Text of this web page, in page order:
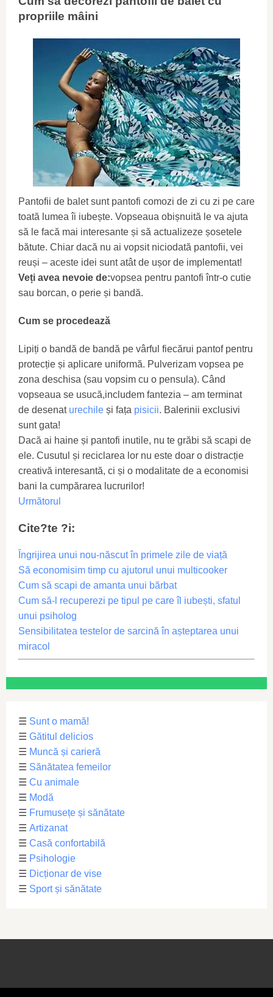
propriile mâini
Pantofii de balet sunt pantofi comozi de zi cu zi pe care
toată lumea îi iubește. Vopseaua obișnuită le va ajuta
să le facă mai interesante și să actualizeze șosetele
bătute. Chiar dacă nu ai vopsit niciodată pantofii, vei
reuși – aceste idei sunt atât de ușor de implementat!
Veți avea nevoie de:vopsea pentru pantofi într-o cutie
sau borcan, o perie și bandă.
Cum se procedează
Lipiți o bandă de bandă pe vârful fiecărui pantof pentru
protecție și aplicare uniformă. Pulverizam vopsea pe
zona deschisa (sau vopsim cu o pensula). Când
vopseaua se usucă,includem fantezia – am terminat
de desenat urechile și fața pisicii. Balerinii exclusivi
sunt gata!
Dacă ai haine și pantofi inutile, nu te grăbi să scapi de
ele. Cusutul și reciclarea lor nu este doar o distracție
creativă interesantă, ci și o modalitate de a economisi
bani la cumpărarea lucrurilor!
Următorul
Cite?te ?i:
Îngrijirea unui nou-născut în primele zile de viață
Să economisim timp cu ajutorul unui multicooker
Cum să scapi de amanta unui bărbat
Cum să-l recuperezi pe tipul pe care îl iubești, sfatul
unui psiholog
Sensibilitatea testelor de sarcină în așteptarea unui
miracol
☰ Sunt o mamă!
☰ Gătitul delicios
☰ Muncă și carieră
☰ Sănătatea femeilor
☰ Cu animale
☰ Modă
☰ Frumusețe și sănătate
☰ Artizanat
☰ Casă confortabilă
☰ Psihologie
☰ Dicționar de vise
☰ Sport și sănătate